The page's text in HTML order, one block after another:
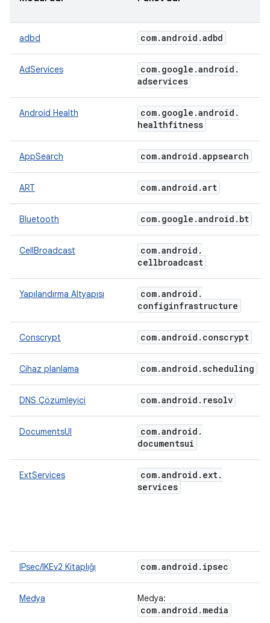
adbd com.android .adbd
AdServices com. google .android .
adservices
Android Health com. google .android .
healthfitness
AppSearch com.android .appsearch
ART com.android .art
Bluetooth com. google .android . bt
CellBroadcast com.android .
cellbroadcast
Yapılandırma Altyapısı com.android .
configinfrastructure
Conscrypt com.android . conscrypt
Cihaz planlama com.android .scheduling
DNS Çözümleyici com.android . resolv
DocumentsUI com.android .
documentsui
ExtServices com.android . ext.
services
IPsec/IKEv2 Kitaplığı com.android . ipsec
Medya Medya:
com.android . media